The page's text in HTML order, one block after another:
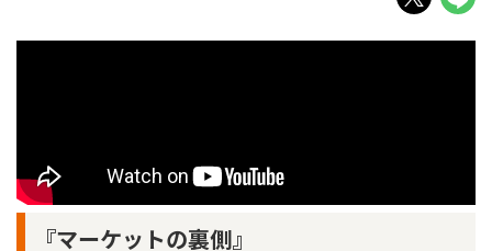
『マーケットの裏側』